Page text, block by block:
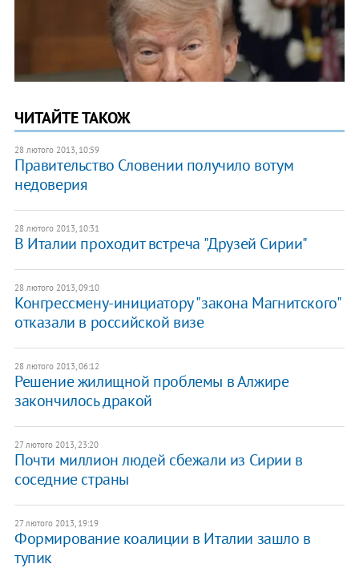
ЧИТАЙТЕ ТАКОЖ
28 лютого 2013, 10:59
Правительство Словении получило вотум
недоверия
28 лютого 2013, 10:31
В Италии проходит встреча "Друзей Сирии"
28 лютого 2013, 09:10
Конгрессмену-инициатору "закона Магнитского"
отказали в российской визе
28 лютого 2013, 06:12
Решение жилищной проблемы в Алжире
закончилось дракой
27 лютого 2013, 23:20
Почти миллион людей сбежали из Сирии в
соседние страны
27 лютого 2013, 19:19
Формирование коалиции в Италии зашло в
тупик